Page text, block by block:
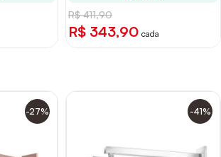
R$ 411,90
R$ 343,90 cada
-27% -41%